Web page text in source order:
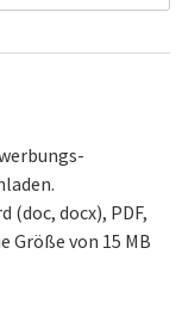
docx), PDF,
Größe von 15 MB